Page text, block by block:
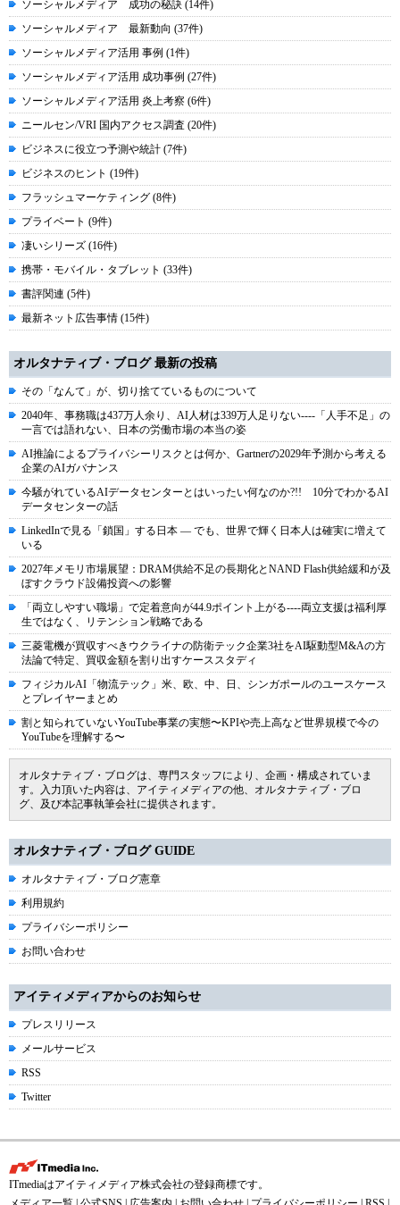
ソーシャルメディア 成功の秘訣 (14件)
ソーシャルメディア 最新動向 (37件)
ソーシャルメディア活用 事例 (1件)
ソーシャルメディア活用 成功事例 (27件)
ソーシャルメディア活用 炎上考察 (6件)
ニールセン/VRI 国内アクセス調査 (20件)
ビジネスに役立つ予測や統計 (7件)
ビジネスのヒント (19件)
フラッシュマーケティング (8件)
プライベート (9件)
凄いシリーズ (16件)
携帯・モバイル・タブレット (33件)
書評関連 (5件)
最新ネット広告事情 (15件)
オルタナティブ・ブログ 最新の投稿
その「なんて」が、切り捨てているものについて
2040年、事務職は437万人余り、AI人材は339万人足りない----「人手不足」の
一言では語れない、日本の労働市場の本当の姿
AI推論によるプライバシーリスクとは何か、Gartnerの2029年予測から考える
企業のAIガバナンス
今騒がれているAIデータセンターとはいったい何なのか?!! 10分でわかるAI
データセンターの話
LinkedInで見る「鎖国」する日本 ― でも、世界で輝く日本人は確実に増えて
いる
2027年メモリ市場展望：DRAM供給不足の長期化とNAND Flash供給緩和が及
ぼすクラウド設備投資への影響
「両立しやすい職場」で定着意向が44.9ポイント上がる----両立支援は福利厚
生ではなく、リテンション戦略である
三菱電機が買収すべきウクライナの防衛テック企業3社をAI駆動型M&Aの方
法論で特定、買収金額を割り出すケーススタディ
フィジカルAI「物流テック」米、欧、中、日、シンガポールのユースケース
とプレイヤーまとめ
割と知られていないYouTube事業の実態〜KPIや売上高など世界規模で今の
YouTubeを理解する〜
オルタナティブ・ブログは、専門スタッフにより、企画・構成されていま
す。入力頂いた内容は、アイティメディアの他、オルタナティブ・ブロ
グ、及び本記事執筆会社に提供されます。
オルタナティブ・ブログ GUIDE
オルタナティブ・ブログ憲章
利用規約
プライバシーポリシー
お問い合わせ
アイティメディアからのお知らせ
プレスリリース
メールサービス
RSS
Twitter
ITmediaはアイティメディア株式会社の登録商標です。